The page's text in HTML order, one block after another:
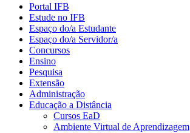
Portal IFB
Estude no IFB
Espaço do/a Estudante
Espaço do/a Servidor/a
Concursos
Ensino
Pesquisa
Extensão
Administração
Educação a Distância
Cursos EaD
Ambiente Virtual de Aprendizagem